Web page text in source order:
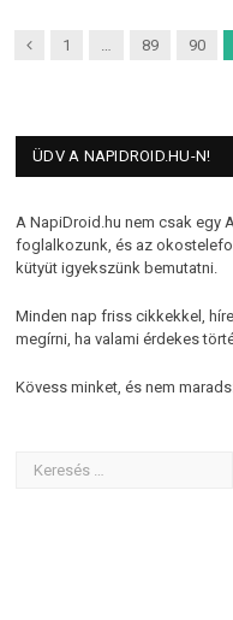
Previous
1 … 89 90
ÜDV A NAPIDROID.HU-N!
A NapiDroid.hu nem csak egy
foglalkozunk, és az
kütyüt igyekszünk bemutatni.
Minden nap friss cikkekkel,
megírni, ha valami érdekes
Kövess minket, és nem